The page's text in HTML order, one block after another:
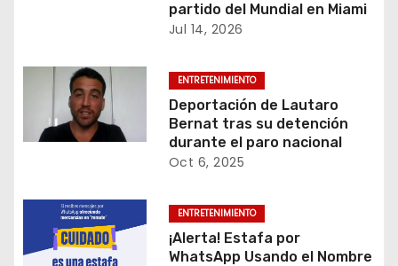
e
t
partido del Mundial en Miami
Jul 14, 2026
ENTRETENIMIENTO
Deportación de Lautaro
Bernat tras su detención
durante el paro nacional
Oct 6, 2025
ENTRETENIMIENTO
¡Alerta! Estafa por
WhatsApp Usando el Nombre